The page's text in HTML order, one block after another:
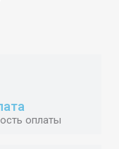
оплаты